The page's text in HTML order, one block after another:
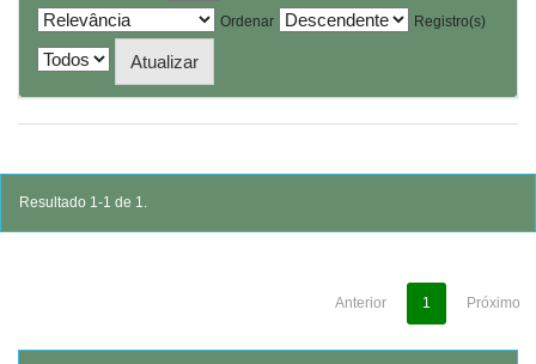
Ordenar
Registro(s)
Resultado 1-1 de 1.
Anterior 1 Próximo